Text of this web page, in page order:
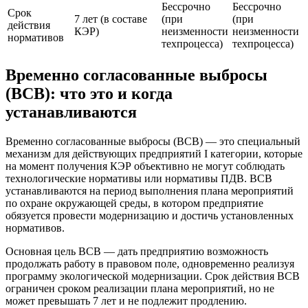
Срок
действия
нормативов
7 лет (в составе
КЭР)
Бессрочно
(при
неизменности
техпроцесса)
Бессрочно
(при
неизменности
техпроцесса)
Временно согласованные выбросы
(ВСВ): что это и когда
устанавливаются
Временно согласованные выбросы (ВСВ) — это специальный
механизм для действующих предприятий I категории, которые
на момент получения КЭР объективно не могут соблюдать
технологические нормативы или нормативы ПДВ. ВСВ
устанавливаются на период выполнения плана мероприятий
по охране окружающей среды, в котором предприятие
обязуется провести модернизацию и достичь установленных
нормативов.
Основная цель ВСВ — дать предприятию возможность
продолжать работу в правовом поле, одновременно реализуя
программу экологической модернизации. Срок действия ВСВ
ограничен сроком реализации плана мероприятий, но не
может превышать 7 лет и не подлежит продлению.